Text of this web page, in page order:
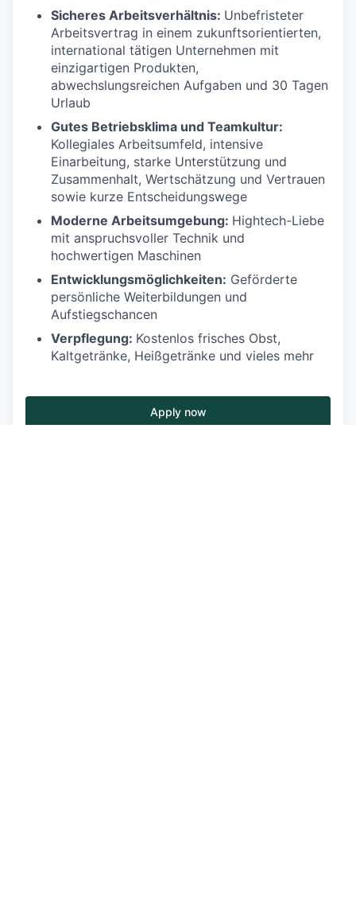
Sicheres Arbeitsverhältnis: Unbefristeter
Arbeitsvertrag in einem zukunftsorientierten,
international tätigen Unternehmen mit
einzigartigen Produkten,
abwechslungsreichen Aufgaben und 30 Tagen
Urlaub
Gutes Betriebsklima und Teamkultur:
Kollegiales Arbeitsumfeld, intensive
Einarbeitung, starke Unterstützung und
Zusammenhalt, Wertschätzung und Vertrauen
sowie kurze Entscheidungswege
Moderne Arbeitsumgebung: Hightech-Liebe
mit anspruchsvoller Technik und
hochwertigen Maschinen
Entwicklungsmöglichkeiten: Geförderte
persönliche Weiterbildungen und
Aufstiegschancen
Verpflegung: Kostenlos frisches Obst,
Kaltgetränke, Heißgetränke und vieles mehr
Apply now